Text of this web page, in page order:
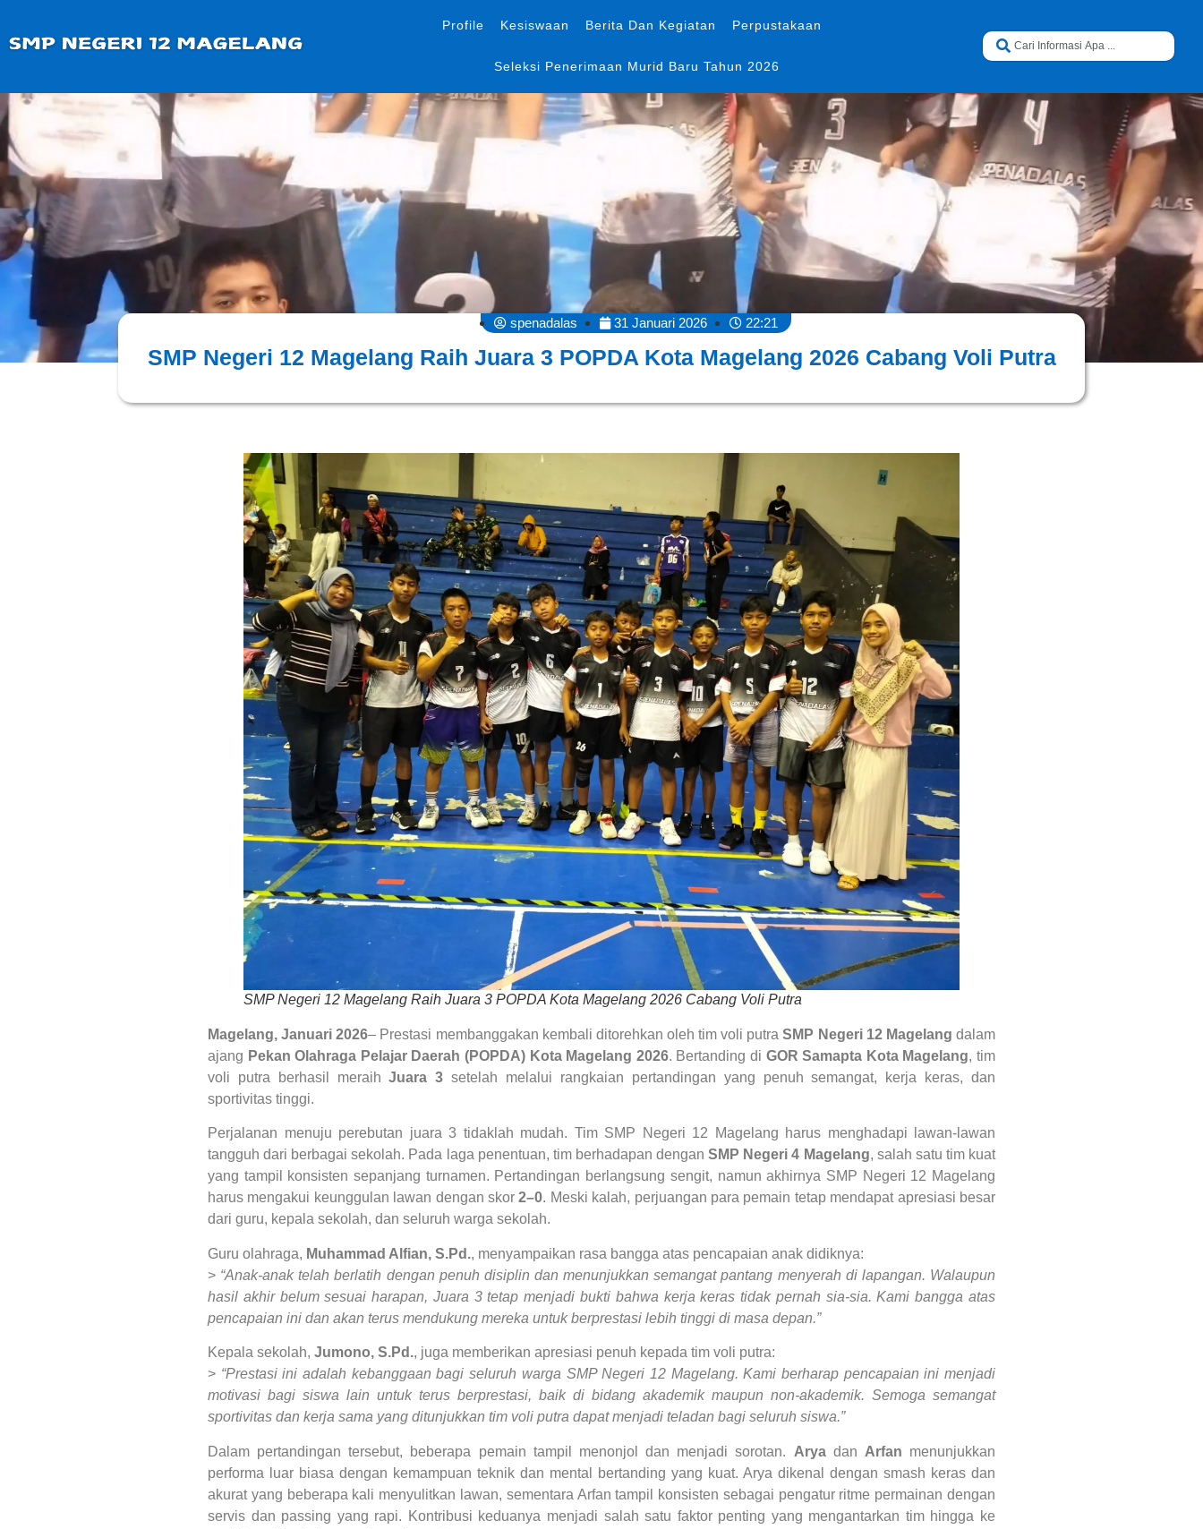
Profile Kesiswaan Berita Dan Kegiatan Perpustakaan
Seleksi Penerimaan Murid Baru Tahun 2026
spenadalas 31 Januari 2026 22:21
SMP Negeri 12 Magelang Raih Juara 3 POPDA Kota Magelang 2026 Cabang Voli Putra
SMP Negeri 12 Magelang Raih Juara 3 POPDA Kota Magelang 2026 Cabang Voli Putra
Magelang, Januari 2026– Prestasi membanggakan kembali ditorehkan oleh tim voli putraSMP Negeri 12 Magelang dalam
ajang Pekan Olahraga Pelajar Daerah (POPDA) Kota Magelang 2026. Bertanding di GOR Samapta Kota Magelang, tim
voli putra berhasil meraihJuara 3 setelah melalui rangkaian pertandingan yang penuh semangat, kerja keras, dan
sportivitas tinggi.
Perjalanan menuju perebutan juara 3 tidaklah mudah. Tim SMP Negeri 12 Magelang harus menghadapi lawan-lawan
tangguh dari berbagai sekolah. Pada laga penentuan, tim berhadapan denganSMP Negeri 4 Magelang, salah satu tim kuat
yang tampil konsisten sepanjang turnamen. Pertandingan berlangsung sengit, namun akhirnya SMP Negeri 12 Magelang
harus mengakui keunggulan lawan dengan skor2–0. Meski kalah, perjuangan para pemain tetap mendapat apresiasi besar
dari guru, kepala sekolah, dan seluruh warga sekolah.
Guru olahraga, Muhammad Alfian, S.Pd., menyampaikan rasa bangga atas pencapaian anak didiknya:
> “Anak-anak telah berlatih dengan penuh disiplin dan menunjukkan semangat pantang menyerah di lapangan. Walaupun
hasil akhir belum sesuai harapan, Juara 3 tetap menjadi bukti bahwa kerja keras tidak pernah sia-sia. Kami bangga atas
pencapaian ini dan akan terus mendukung mereka untuk berprestasi lebih tinggi di masa depan.”
Kepala sekolah, Jumono, S.Pd., juga memberikan apresiasi penuh kepada tim voli putra:
> “Prestasi ini adalah kebanggaan bagi seluruh warga SMP Negeri 12 Magelang. Kami berharap pencapaian ini menjadi
motivasi bagi siswa lain untuk terus berprestasi, baik di bidang akademik maupun non-akademik. Semoga semangat
sportivitas dan kerja sama yang ditunjukkan tim voli putra dapat menjadi teladan bagi seluruh siswa.”
Dalam pertandingan tersebut, beberapa pemain tampil menonjol dan menjadi sorotan. Aryadan Arfan menunjukkan
performa luar biasa dengan kemampuan teknik dan mental bertanding yang kuat. Arya dikenal dengan smash keras dan
akurat yang beberapa kali menyulitkan lawan, sementara Arfan tampil konsisten sebagai pengatur ritme permainan dengan
servis dan passing yang rapi. Kontribusi keduanya menjadi salah satu faktor penting yang mengantarkan tim hingga ke